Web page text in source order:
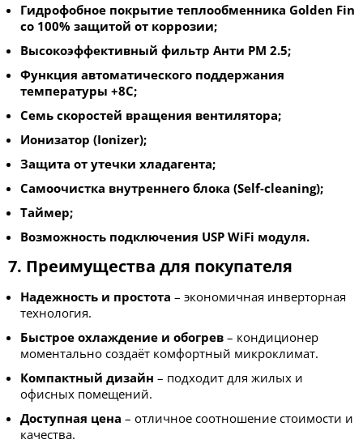
Гидрофобное покрытие теплообменника Golden Fin
со 100% защитой от коррозии;
Высокоэффективный фильтр Анти PM 2.5;
Функция автоматического поддержания
температуры +8С;
Семь скоростей вращения вентилятора;
Ионизатор (Ionizer);
Защита от утечки хладагента;
Самоочистка внутреннего блока (Self-cleaning);
Таймер;
Возможность подключения USP WiFi модуля.
7. Преимущества для покупателя
Надежность и простота – экономичная инверторная
технология.
Быстрое охлаждение и обогрев – кондиционер
моментально создаёт комфортный микроклимат.
Компактный дизайн – подходит для жилых и
офисных помещений.
Доступная цена – отличное соотношение стоимости и
качества.